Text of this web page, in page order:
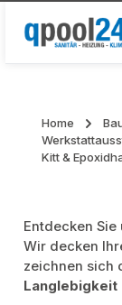
Zum Hauptinhalt
Home
Kitt &
Entdecken Sie
Wir decken
zeichnen sich
Langlebigkeit